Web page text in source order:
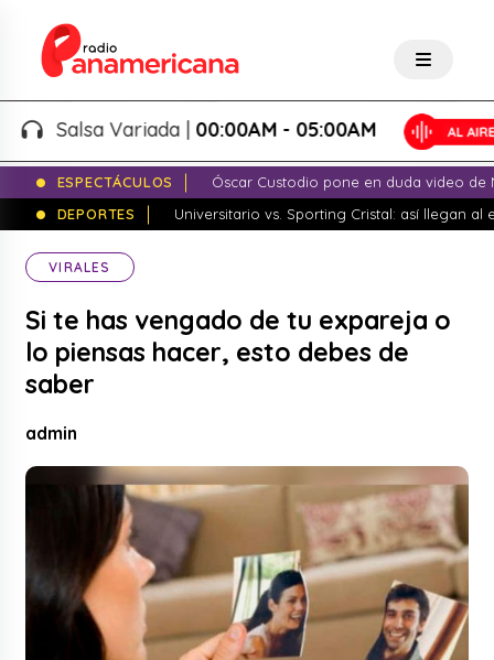
Salsa Variada |00:00AM - 05:00AM
ESPECTÁCULOS
Óscar Custodio pone en duda video de
DEPORTES
Universitario vs. Sporting Cristal: así llegan al
VIRALES
Si te has vengado de tu expareja o
lo piensas hacer, esto debes de
saber
admin